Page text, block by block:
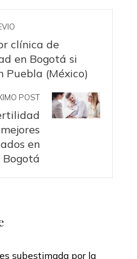
clínica de
en Bogotá si
Puebla (México)
POST
en
Bogotá